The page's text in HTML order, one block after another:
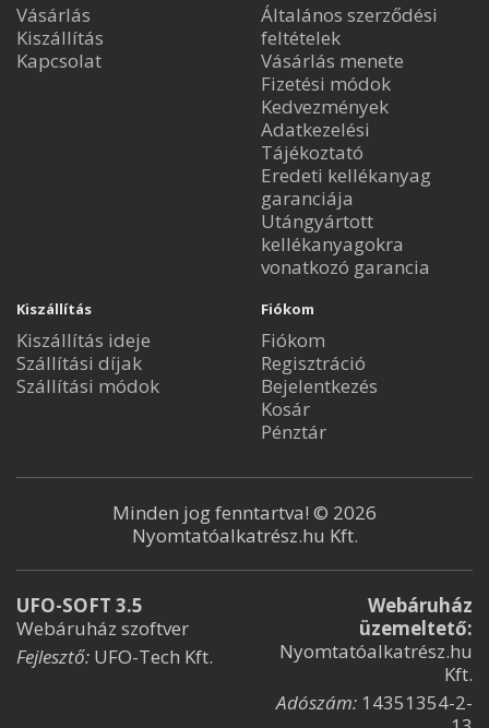
Vásárlás
Kiszállítás
Kapcsolat
Általános szerződési
feltételek
Vásárlás menete
Fizetési módok
Kedvezmények
Adatkezelési
Tájékoztató
Eredeti kellékanyag
garanciája
Utángyártott
kellékanyagokra
vonatkozó garancia
Kiszállítás
Kiszállítás ideje
Szállítási díjak
Szállítási módok
Fiókom
Fiókom
Regisztráció
Bejelentkezés
Kosár
Pénztár
Minden jog fenntartva! © 2026
Nyomtatóalkatrész.hu Kft.
UFO-SOFT 3.5
Webáruház szoftver
Fejlesztő: UFO-Tech Kft.
Webáruház
üzemeltető:
Nyomtatóalkatrész.hu
Kft.
Adószám: 14351354-2-